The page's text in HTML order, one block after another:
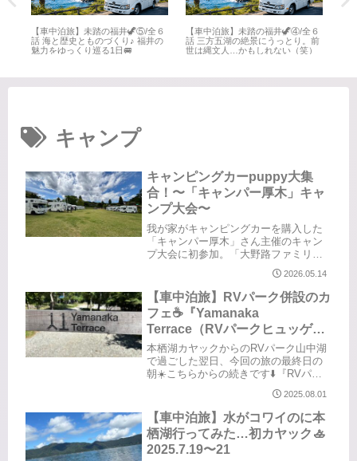
【車中泊旅】未踏の福井🦖⑤/全６
話 海と歴史とものづくり♪ 福井の
魅力をゆっくり巡る1日🚐
【車中泊旅】未踏の福井🦖④/全６
話 三方五湖の絶景にうっとり。前
世は縄文人…かもしれない（笑）
キャンプ
キャンピングカーpuppy大集
合！〜「キャンパー厚木」キャ
ンプ大会〜
我が家がキャンピングカーを購入した
「キャンパー厚木」さん主催のキャン
プ大会に初参加。「大野路ファミリー
キャンプ場」は初めて！お風呂も場内
にあって徒歩で行けるのはありがた
い。また行きたいキャンプ場の一つに
なりました。上手く撮れなかったけど
富士...
2026.05.14
【車中泊旅】RVパーク併設のカ
フェ☕️『Yamanaka
Terrace（RVパークヒュッゲ山
中湖）』2025.7.19〜21
本栖湖カヤックからのRVパーク山中湖
で過ごした翌日、今回の旅の最終日の
朝☀️こちらからの続きです⬇️『RVパー
クヒュッゲ山中湖』隣接のカフェ
『Yamanaka Terrace』へ☕️ここのカフ
ェのオーナーさんがRVパークをやって
います🏕️カ...
2025.08.01
【車中泊旅】水がコワイのに本
栖湖行ってみた…初カヤック🚣
2025.7.19〜21